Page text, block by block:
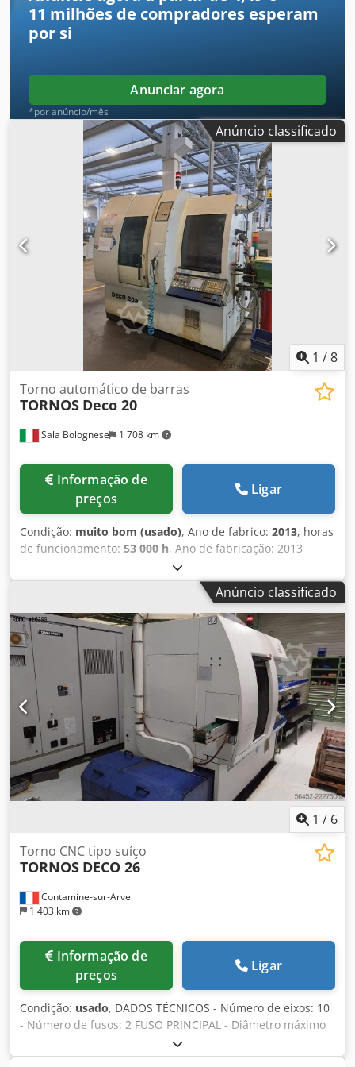
11 milhões de compradores esperam
por si
Anunciar agora
*por anúncio/mês
Anúncio classificado
1 /8
Sala Bolognese 1 708 km
Torno automático de barras
TORNOS Deco 20
preços
Ligar
Condição: muito bom (usado), Ano de fabrico: 2013, horas
de funcionamento: 53 000 h, Ano de fabricação: 2013
Horas de trabalho: 53.000 10 eixos lineares controlados
Diâmetro máximo da barra: 25,4 mm Csdpeznmr Hjfx
Aqqorf Equipada com carregador IEMCA MINIBOSS 325r
Anúncio classificado
1 / 6
Contamine-sur-Arve
1 403 km
Torno CNC tipo suíço
TORNOS DECO 26
preços
Ligar
Condição: usado, DADOS TÉCNICOS - Número de eixos: 10
- Número de fusos: 2 FUSO PRINCIPAL - Diâmetro máximo
da barra: 25,4 [mm] - Comprimento máximo de usinagem:
200 [mm] - Velocidade do fuso: 10000 [rpm] - Resolução